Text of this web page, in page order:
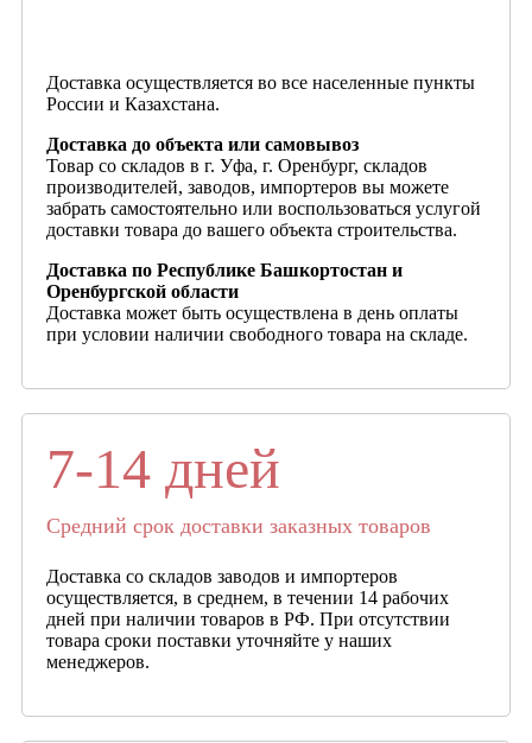
Доставка осуществляется во все населенные пункты
России и Казахстана.
Доставка до объекта или самовывоз
Товар со складов в г. Уфа, г. Оренбург, складов
производителей, заводов, импортеров вы можете
забрать самостоятельно или воспользоваться услугой
доставки товара до вашего объекта строительства.
Доставка по Республике Башкортостан и
Оренбургской области
Доставка может быть осуществлена в день оплаты
при условии наличии свободного товара на складе.
7-14 дней
Средний срок доставки заказных товаров
Доставка со складов заводов и импортеров
осуществляется, в среднем, в течении 14 рабочих
дней при наличии товаров в РФ. При отсутствии
товара сроки поставки уточняйте у наших
менеджеров.